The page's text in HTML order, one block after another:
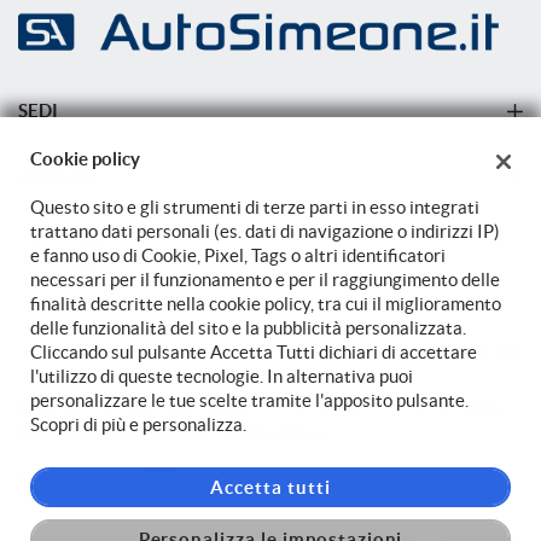
SEDI
Azienda
TORNA IN CIMA
Copyright © 2026 Auto Simeone Srl - P.IVA 02149470748 -Leggi
l'informativa sulla privacy-Cookie Policy
Sito creato da:
Cookie policy
Questo sito e gli strumenti di terze parti in esso integrati
trattano dati personali (es. dati di navigazione o indirizzi IP)
e fanno uso di Cookie, Pixel, Tags o altri identificatori
necessari per il funzionamento e per il raggiungimento delle
finalità descritte nella cookie policy, tra cui il miglioramento
delle funzionalità del sito e la pubblicità personalizzata.
Cliccando sul pulsante Accetta Tutti dichiari di accettare
l'utilizzo di queste tecnologie. In alternativa puoi
personalizzare le tue scelte tramite l'apposito pulsante.
Scopri di più e personalizza.
Accetta tutti
Salva